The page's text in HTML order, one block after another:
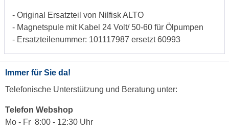
- Original Ersatzteil von Nilfisk ALTO
- Magnetspule mit Kabel 24 Volt/ 50-60 für Ölpumpen
- Ersatzteilenummer: 101117987 ersetzt 60993
Immer für Sie da!
Telefonische Unterstützung und Beratung unter:
Telefon Webshop
Mo - Fr 8:00 - 12:30 Uhr